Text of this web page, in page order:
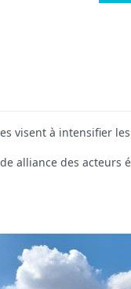
visent à intensifier
alliance des acteurs